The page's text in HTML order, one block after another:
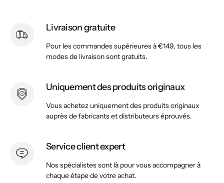
Livraison gratuite
Pour les commandes supérieures à €149, tous les
modes de livraison sont gratuits.
Uniquement des produits originaux
Vous achetez uniquement des produits originaux
auprès de fabricants et distributeurs éprouvés.
Service client expert
Nos spécialistes sont là pour vous accompagner à
chaque étape de votre achat.